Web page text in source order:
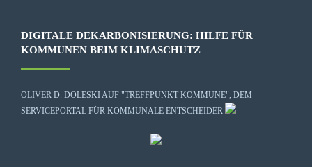
DIGITALE DEKARBONISIERUNG: HILFE FÜR
KOMMUNEN BEIM KLIMASCHUTZ
OLIVER D. DOLESKI AUF "TREFFPUNKT KOMMUNE", DEM
SERVICEPORTAL FÜR KOMMUNALE ENTSCHEIDER